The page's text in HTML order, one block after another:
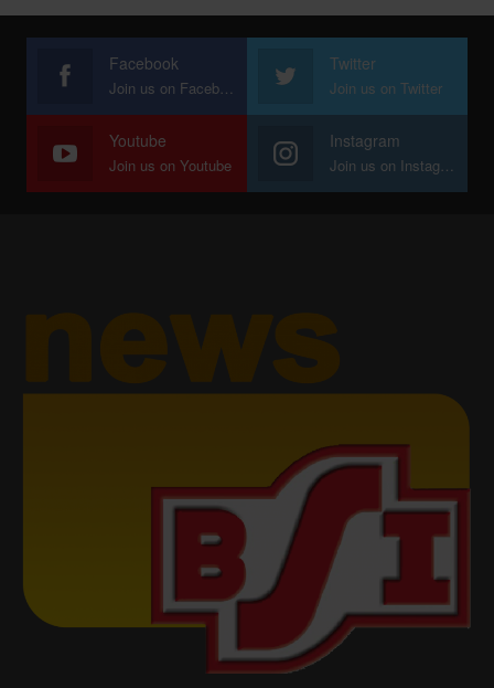
Facebook
Join us on Facebook
Twitter
Join us on Twitter
Youtube
Join us on Youtube
Instagram
Join us on Instagram